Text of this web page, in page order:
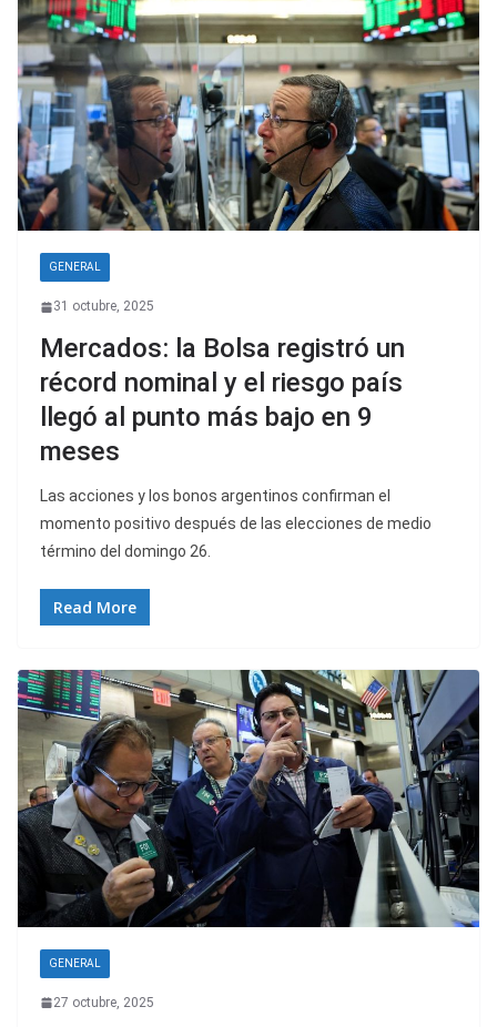
GENERAL
31 octubre, 2025
Mercados: la Bolsa registró un
récord nominal y el riesgo país
llegó al punto más bajo en 9
meses
Las acciones y los bonos argentinos confirman el
momento positivo después de las elecciones de medio
término del domingo 26.
Read More
GENERAL
27 octubre, 2025